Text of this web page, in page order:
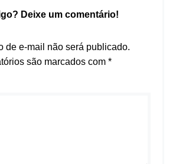
Deixe um comentário!
de e-mail não será publicado.
são marcados com *